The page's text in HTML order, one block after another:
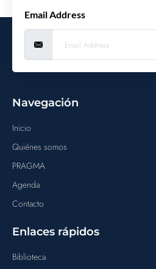
Email Address
Navegación
Inicio
Quiénes somos
PRAGMA
Agenda
Contacto
Enlaces rápidos
Biblioteca